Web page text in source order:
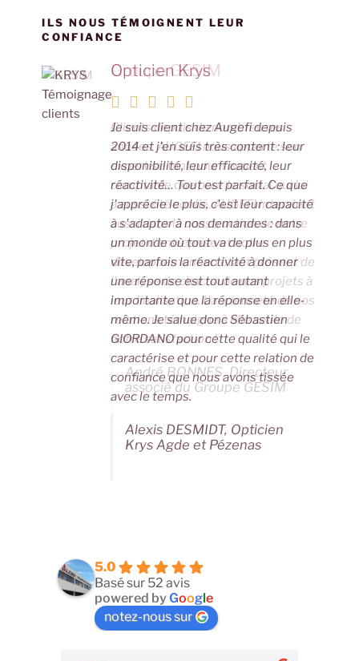
o
p er
ILS NOUS TÉMOIGNENT LEUR
CONFIANCE
Opticien Krys
Je suis client chez Augefi depuis
2014 et j'en suis très content : leur
disponibilité, leur efficacité, leur
réactivité… Tout est parfait. Ce que
j'apprécie le plus, c'est leur capacité
à s'adapter à nos demandes : dans
un monde où tout va de plus en plus
vite, parfois la réactivité à donner
une réponse est tout autant
importante que la réponse en elle-
même. Je salue donc Sébastien
GIORDANO pour cette qualité qui le
caractérise et pour cette relation de
confiance que nous avons tissée
avec le temps.
Alexis DESMIDT, Opticien
Krys Agde et Pézenas
Groupe GESIM
Clients depuis de nombreuses
années, AUGEFI nous apporte son
expertise tant pour l'aspect
comptable que pour le social qui lui
a aussi été confié. AUGEFI intervient
aussi dans la construction de notre
projet d'entreprise et notre
développement en étant présent de
l'analyse de chacun de nos projets à
leur finalisation. L'ancienneté de nos
relations témoigne à elle seule de
notre satisfaction !
André BONNES, Directeur
associé du Groupe GESIM
5.0
Basé sur 52 avis
powered byGoogle
notez-nous sur